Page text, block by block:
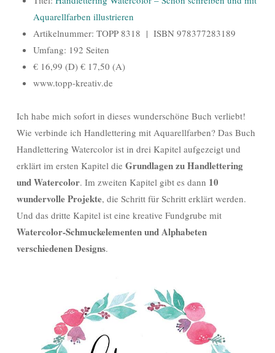
Aquarellfarben illustrieren
Artikelnummer: TOPP 8318 | ISBN 978377283189
Umfang: 192 Seiten
€ 16,99 (D) € 17,50 (A)
www.topp-kreativ.de
Ich habe mich sofort in dieses wunderschöne Buch verliebt!
Wie verbinde ich Handlettering mit Aquarellfarben? Das Buch
Handlettering Watercolor ist in drei Kapitel aufgezeigt und
erklärt im ersten Kapitel die Grundlagen zu Handlettering
und Watercolor. Im zweiten Kapitel gibt es dann 10
wundervolle Projekte, die Schritt für Schritt erklärt werden.
Und das dritte Kapitel ist eine kreative Fundgrube mit
Watercolor-Schmuckelementen und Alphabeten
verschiedenen Designs.